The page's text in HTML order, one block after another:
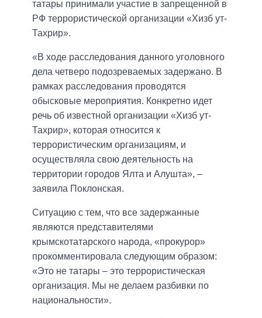
татары принимали участие в запрещенной в
РФ террористической организации «Хизб ут-
Тахрир».
«В ходе расследования данного уголовного
дела четверо подозреваемых задержано. В
рамках расследования проводятся
обысковые мероприятия. Конкретно идет
речь об известной организации «Хизб ут-
Тахрир», которая относится к
террористическим организациям, и
осуществляла свою деятельность на
территории городов Ялта и Алушта», –
заявила Поклонская.
Ситуацию с тем, что все задержанные
являются представителями
крымскотатарского народа, «прокурор»
прокомментировала следующим образом:
«Это не татары – это террористическая
организация. Мы не делаем разбивки по
национальности».